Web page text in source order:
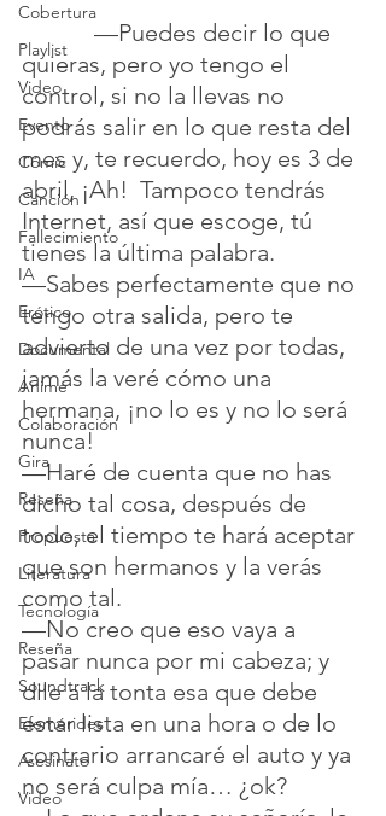
Cobertura
Playlist
Video
Evento
Cómic
Canción
Fallecimiento
IA
Erótico
Documental
Anime
Colaboración
Gira
Reseña
Propuesta
Literatura
Tecnología
Reseña
Soundtrack
Efemérides
Asesinato
Video
            —Puedes decir lo que
quieras, pero yo tengo el
control, si no la llevas no
podrás salir en lo que resta del
mes y, te recuerdo, hoy es 3 de
abril, ¡Ah!  Tampoco tendrás
Internet, así que escoge, tú
tienes la última palabra.
—Sabes perfectamente que no
tengo otra salida, pero te
advierto de una vez por todas,
jamás la veré cómo una
hermana, ¡no lo es y no lo será
nunca!
—Haré de cuenta que no has
dicho tal cosa, después de
todo, el tiempo te hará aceptar
que son hermanos y la verás
como tal.
—No creo que eso vaya a
pasar nunca por mi cabeza; y
dile a la tonta esa que debe
estar lista en una hora o de lo
contrario arrancaré el auto y ya
no será culpa mía… ¿ok?